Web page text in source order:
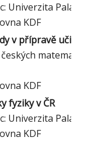
Univerzita
KDF
v přípravě
KDF
fyziky v ČR
Univerzita
KDF